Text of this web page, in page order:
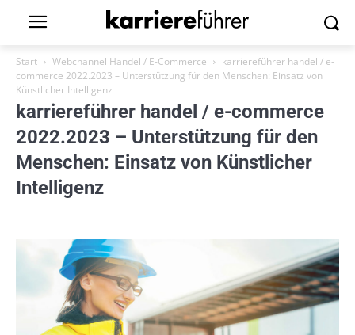
Start Webchannel Handel / E-Commerce
karriereführer handel / e-
commerce 2022.2023 – Unterstützung für den Menschen: Einsatz von
Künstlicher Intelligenz
karriereführer handel / e-commerce
2022.2023 – Unterstützung für den
Menschen: Einsatz von Künstlicher
Intelligenz